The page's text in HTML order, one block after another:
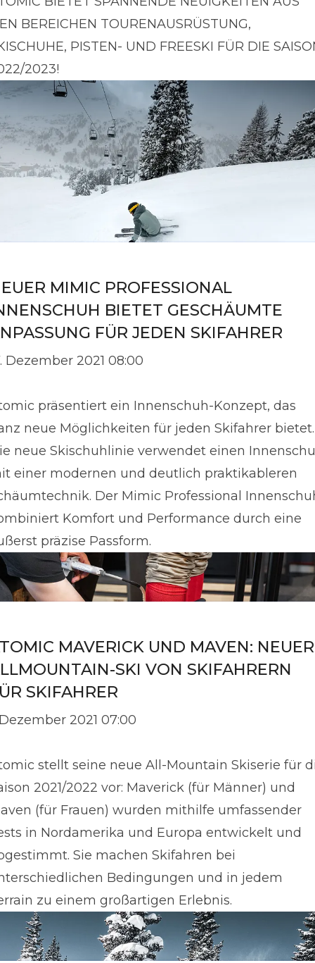
BEREICHEN TOURENAUSRÜSTUNG,
PISTEN- UND FREESKI FÜR DIE
2023!
MIMIC PROFESSIONAL
BIETET GESCHÄUMTE
FÜR JEDEN SKIFAHRER
Dezember 2021 08:00
präsentiert ein Innenschuh-Konzept, das
neue Möglichkeiten für jeden Skifahrer bietet.
neue Skischuhlinie verwendet einen
einer modernen und deutlich praktikableren
Der Mimic Professional
Komfort und Performance durch eine
präzise Passform.
MAVERICK UND MAVEN: NEUER
SKI VON SKIFAHRERN
SKIFAHRER
Dezember 2021 07:00
stellt seine neue All-Mountain Skiserie für
2021/2022 vor: Maverick (für Männer) und
(für Frauen) wurden mithilfe umfassender
in Nordamerika und Europa entwickelt und
Sie machen Skifahren bei
Bedingungen und in jedem
zu einem großartigen Erlebnis.